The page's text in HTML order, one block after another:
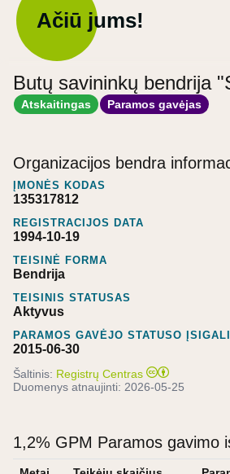
Ačiū jums!
Butų savininkų bendrija
Atskaitingas Paramos gavėjas
Organizacijos bendra
ĮMONĖS KODAS
135317812
REGISTRACIJOS DATA
1994-10-19
TEISINĖ FORMA
Bendrija
TEISINIS STATUSAS
Aktyvus
PARAMOS GAVĖJO STATUSO
2015-06-30
Šaltinis: Registrų Centras
Duomenys atnaujinti: 2026-05-25
1,2% GPM Paramos gavimo